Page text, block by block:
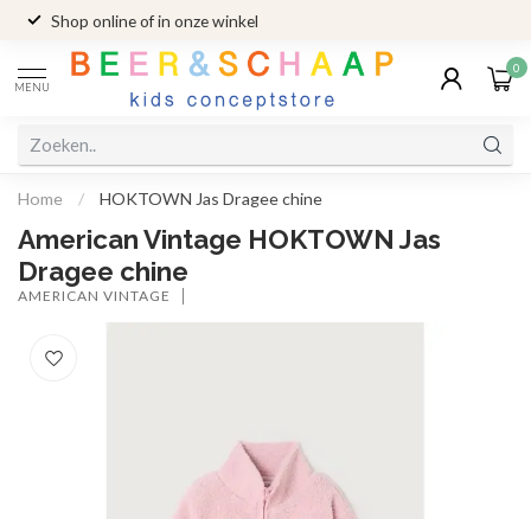
Shop online of in onze winkel
MENU
0
Home / HOKTOWN Jas Dragee chine
American Vintage HOKTOWN Jas
Dragee chine
AMERICAN VINTAGE